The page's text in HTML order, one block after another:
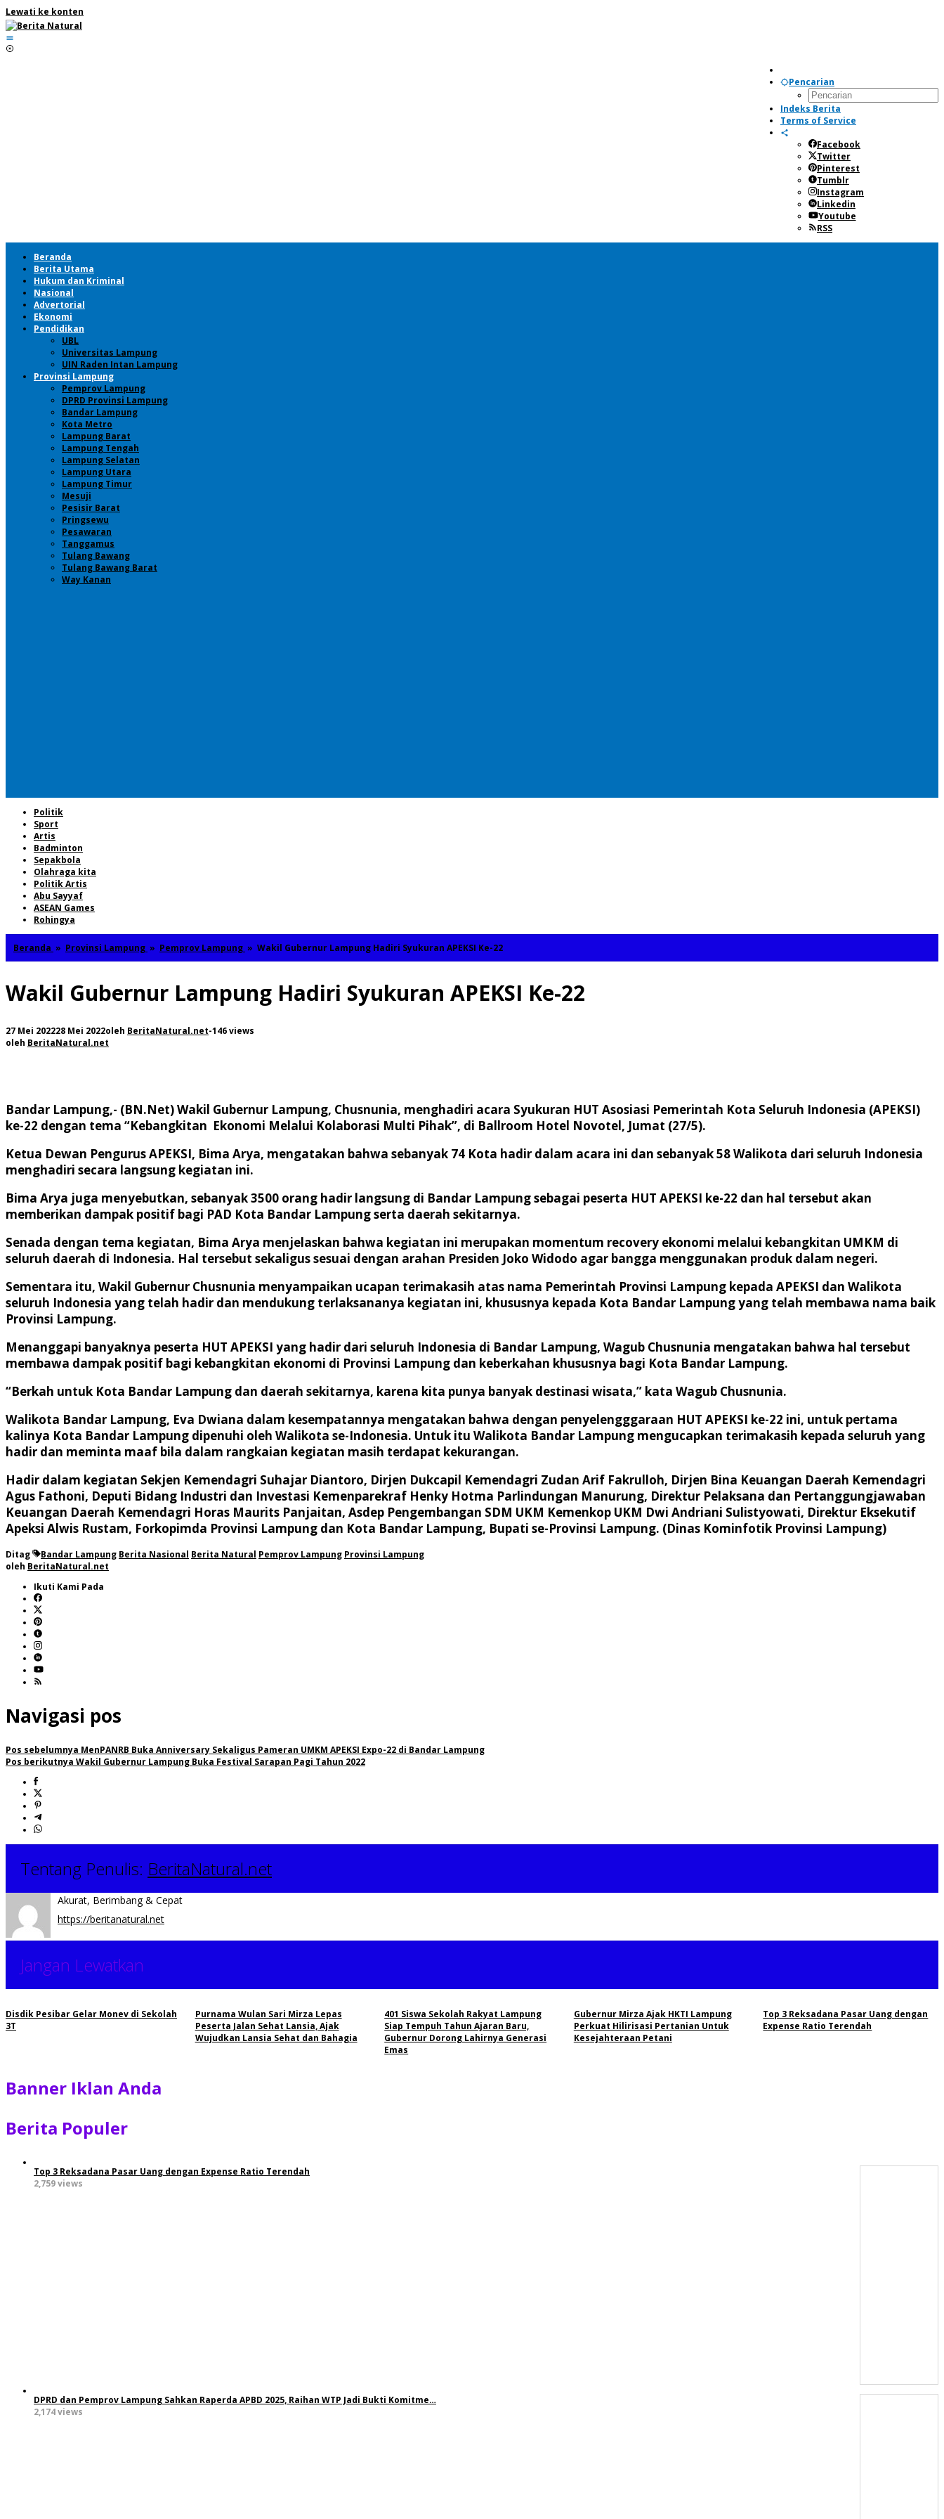
Lewati ke konten
Pencarian
Indeks Berita
Terms of Service
Facebook
Twitter
Pinterest
Tumblr
Instagram
Linkedin
Youtube
RSS
Beranda
Berita Utama
Hukum dan Kriminal
Nasional
Advertorial
Ekonomi
Pendidikan
UBL
Universitas Lampung
UIN Raden Intan Lampung
Provinsi Lampung
Pemprov Lampung
DPRD Provinsi Lampung
Bandar Lampung
Kota Metro
Lampung Barat
Lampung Tengah
Lampung Selatan
Lampung Utara
Lampung Timur
Mesuji
Pesisir Barat
Pringsewu
Pesawaran
Tanggamus
Tulang Bawang
Tulang Bawang Barat
Way Kanan
Politik
Sport
Artis
Badminton
Sepakbola
Olahraga kita
Politik Artis
Abu Sayyaf
ASEAN Games
Rohingya
Beranda » Provinsi Lampung » Pemprov Lampung » Wakil Gubernur Lampung Hadiri Syukuran APEKSI Ke-22
Wakil Gubernur Lampung Hadiri Syukuran APEKSI Ke-22
27 Mei 202228 Mei 2022oleh BeritaNatural.net-146 views
oleh BeritaNatural.net
Bandar Lampung,- (BN.Net)Wakil Gubernur Lampung, Chusnunia, menghadiri acara Syukuran HUT Asosiasi Pemerintah Kota Seluruh Indonesia (APEKSI)
ke-22 dengan tema “Kebangkitan Ekonomi Melalui Kolaborasi Multi Pihak”, di Ballroom Hotel Novotel, Jumat (27/5).
Ketua Dewan Pengurus APEKSI, Bima Arya, mengatakan bahwa sebanyak 74 Kota hadir dalam acara ini dan sebanyak 58 Walikota dari seluruh Indonesia
menghadiri secara langsung kegiatan ini.
Bima Arya juga menyebutkan, sebanyak 3500 orang hadir langsung di Bandar Lampung sebagai peserta HUT APEKSI ke-22 dan hal tersebut akan
memberikan dampak positif bagi PAD Kota Bandar Lampung serta daerah sekitarnya.
Senada dengan tema kegiatan, Bima Arya menjelaskan bahwa kegiatan ini merupakan momentum recovery ekonomi melalui kebangkitan UMKM di
seluruh daerah di Indonesia. Hal tersebut sekaligus sesuai dengan arahan Presiden Joko Widodo agar bangga menggunakan produk dalam negeri.
Sementara itu, Wakil Gubernur Chusnunia menyampaikan ucapan terimakasih atas nama Pemerintah Provinsi Lampung kepada APEKSI dan Walikota
seluruh Indonesia yang telah hadir dan mendukung terlaksananya kegiatan ini, khususnya kepada Kota Bandar Lampung yang telah membawa nama baik
Provinsi Lampung.
Menanggapi banyaknya peserta HUT APEKSI yang hadir dari seluruh Indonesia di Bandar Lampung, Wagub Chusnunia mengatakan bahwa hal tersebut
membawa dampak positif bagi kebangkitan ekonomi di Provinsi Lampung dan keberkahan khususnya bagi Kota Bandar Lampung.
“Berkah untuk Kota Bandar Lampung dan daerah sekitarnya, karena kita punya banyak destinasi wisata,” kata Wagub Chusnunia.
Walikota Bandar Lampung, Eva Dwiana dalam kesempatannya mengatakan bahwa dengan penyelengggaraan HUT APEKSI ke-22 ini, untuk pertama
kalinya Kota Bandar Lampung dipenuhi oleh Walikota se-Indonesia. Untuk itu Walikota Bandar Lampung mengucapkan terimakasih kepada seluruh yang
hadir dan meminta maaf bila dalam rangkaian kegiatan masih terdapat kekurangan.
Hadir dalam kegiatan Sekjen Kemendagri Suhajar Diantoro, Dirjen Dukcapil Kemendagri Zudan Arif Fakrulloh, Dirjen Bina Keuangan Daerah Kemendagri
Agus Fathoni, Deputi Bidang Industri dan Investasi Kemenparekraf Henky Hotma Parlindungan Manurung, Direktur Pelaksana dan Pertanggungjawaban
Keuangan Daerah Kemendagri Horas Maurits Panjaitan, Asdep Pengembangan SDM UKM Kemenkop UKM Dwi Andriani Sulistyowati, Direktur Eksekutif
Apeksi Alwis Rustam, Forkopimda Provinsi Lampung dan Kota Bandar Lampung, Bupati se-Provinsi Lampung. (Dinas Kominfotik Provinsi Lampung)
Ditag Bandar Lampung Berita Nasional Berita Natural Pemprov Lampung Provinsi Lampung
oleh BeritaNatural.net
Ikuti Kami Pada
Navigasi pos
Pos sebelumnya MenPANRB Buka Anniversary Sekaligus Pameran UMKM APEKSI Expo-22 di Bandar Lampung
Pos berikutnya Wakil Gubernur Lampung Buka Festival Sarapan Pagi Tahun 2022
Tentang Penulis: BeritaNatural.net
Akurat, Berimbang & Cepat
https://beritanatural.net
Jangan Lewatkan
Disdik Pesibar Gelar Monev di Sekolah
3T
Purnama Wulan Sari Mirza Lepas
Peserta Jalan Sehat Lansia, Ajak
Wujudkan Lansia Sehat dan Bahagia
401 Siswa Sekolah Rakyat Lampung
Siap Tempuh Tahun Ajaran Baru,
Gubernur Dorong Lahirnya Generasi
Emas
Gubernur Mirza Ajak HKTI Lampung
Perkuat Hilirisasi Pertanian Untuk
Kesejahteraan Petani
Top 3 Reksadana Pasar Uang dengan
Expense Ratio Terendah
Banner Iklan Anda
Berita Populer
Top 3 Reksadana Pasar Uang dengan Expense Ratio Terendah
2,759 views
DPRD dan Pemprov Lampung Sahkan Raperda APBD 2025, Raihan WTP Jadi Bukti Komitme…
2,174 views